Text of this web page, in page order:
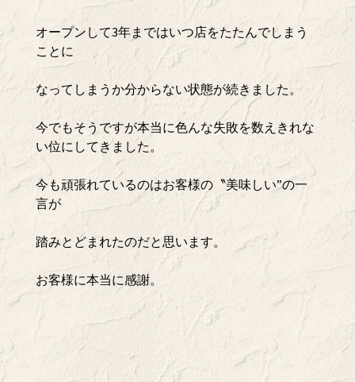
オープンして3年まではいつ店をたたんでしまう
ことに
なってしまうか分からない状態が続きました。
今でもそうですが本当に色んな失敗を数えきれな
い位にしてきました。
今も頑張れているのはお客様の〝美味しい”の一
言が
踏みとどまれたのだと思います。
お客様に本当に感謝。